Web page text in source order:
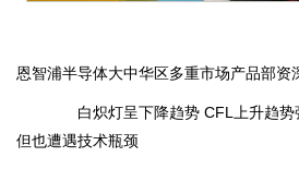
恩智浦半导体大中华区多重市场产品部资
白炽灯呈下降趋势 CFL上升趋势
但也遭遇技术瓶颈